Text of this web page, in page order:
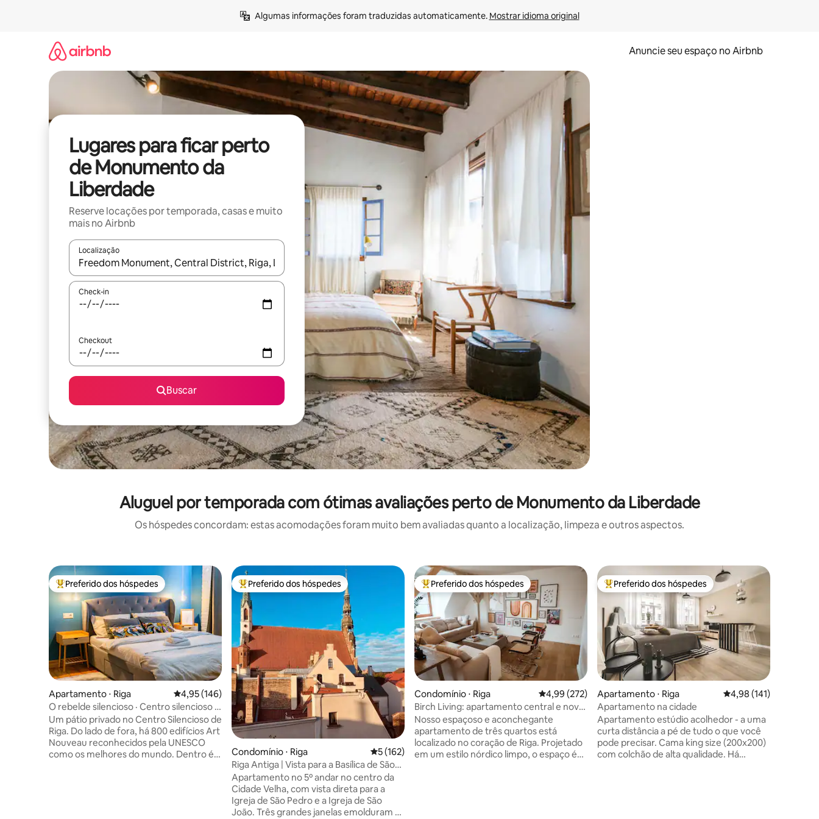
Algumas informações foram traduzidas automaticamente. Mostrar idioma original
Anuncie seu espaço no Airbnb
Lugares para ficar perto
de Monumento da
Liberdade
Reserve locações por temporada, casas e muito
mais no Airbnb
Localização
Quando os resultados estiverem disponíveis, explore-os usando as seta para cima e para baixo do teclado ou tocando e deslizando o dedo na tela.
Check-in
Checkout
Buscar
Aluguel por temporada com ótimas avaliações perto de Monumento da Liberdade
Os hóspedes concordam: estas acomodações foram muito bem avaliadas quanto a localização, limpeza e outros aspectos.
Entre os melhores preferidos dos hóspedes
Preferido dos hóspedes
Apartamento ⋅ Riga 4,95 de uma avaliação média de 5, 146 avaliações
4,95 (146)
O rebelde silencioso · Centro silencioso ·
Cidade antiga de Riga
Um pátio privado no Centro Silencioso de
Riga. Do lado de fora, há 800 edifícios Art
Nouveau reconhecidos pela UNESCO
como os melhores do mundo. Dentro é
Entre os melhores preferidos dos hóspedes
Preferido dos hóspedes
Condomínio ⋅ Riga 5 de uma avaliação média de 5, 162 avaliações
5 (162)
Riga Antiga | Vista para a Basílica de São
Pedro | 5º andar | Elevador
Apartamento no 5º andar no centro da
Cidade Velha, com vista direta para a
Igreja de São Pedro e a Igreja de São
João. Três grandes janelas emolduram as
Entre os melhores preferidos dos hóspedes
Preferido dos hóspedes
Condomínio ⋅ Riga 4,99 de uma avaliação média de 5, 272 avaliações
4,99 (272)
Birch Living: apartamento central e novo
com 3 quartos
Nosso espaçoso e aconchegante
apartamento de três quartos está
localizado no coração de Riga. Projetado
em um estilo nórdico limpo, o espaço é
Entre os melhores preferidos dos hóspedes
Preferido dos hóspedes
Apartamento ⋅ Riga 4,98 de uma avaliação
4,98 (141)
Apartamento na cidade
Apartamento estúdio acolhedor - a uma
curta distância a pé de tudo o que você
pode precisar. Cama king size (200x200)
com colchão de alta qualidade. Há